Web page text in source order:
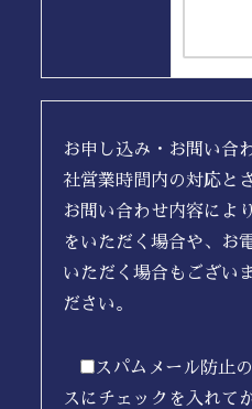
お申し込み・お問い合
社営業時間内の対応と
お問い合わせ内容によ
をいただく場合や、お
いただく場合もござい
ださい。
スパムメール防止
スにチェックを入れて